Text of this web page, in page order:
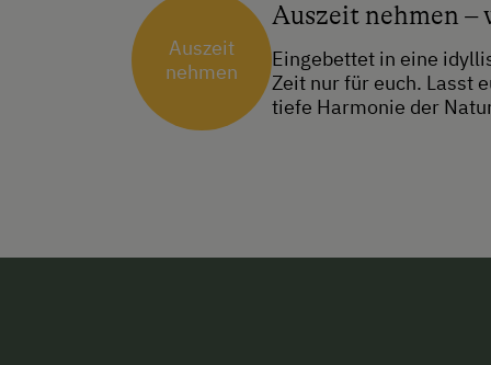
Auszeit
nehmen
Auszeit nehmen –
Eingebettet in eine
Zeit nur für euch. Lasst
tiefe Harmonie der